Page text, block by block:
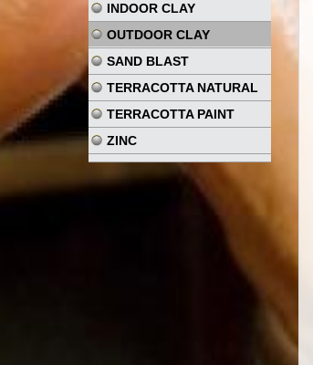
INDOOR CLAY
OUTDOOR CLAY
SAND BLAST
TERRACOTTA NATURAL
TERRACOTTA PAINT
ZINC